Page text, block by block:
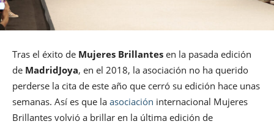
Tras el éxito de Mujeres Brillantes en la pasada edición
de MadridJoya, en el 2018, la asociación no ha querido
perderse la cita de este año que cerró su edición hace unas
semanas. Así es que la asociación internacional Mujeres
Brillantes volvió a brillar en la última edición de